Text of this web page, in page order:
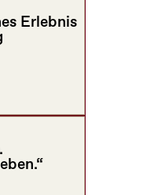
Erlebnis